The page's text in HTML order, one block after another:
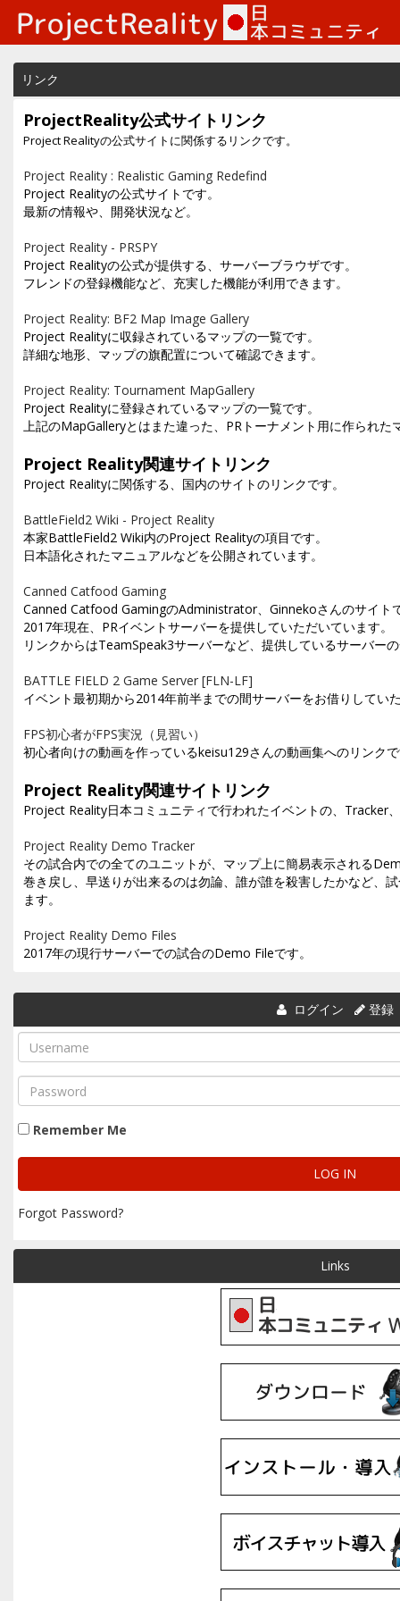
リンク
ProjectReality公式サイトリンク
Project Realityの公式サイトに関係するリンクです。
Project Reality : Realistic Gaming Redefind
Project Realityの公式サイトです。
最新の情報や、開発状況など。
Project Reality - PRSPY
Project Realityの公式が提供する、サーバーブラウザです。
フレンドの登録機能など、充実した機能が利用できます。
Project Reality: BF2 Map Image Gallery
Project Realityに収録されているマップの一覧です。
詳細な地形、マップの旗配置について確認できます。
Project Reality: Tournament MapGallery
Project Realityに登録されているマップの一覧です。
上記のMapGalleryとはまた違った、PRトーナメント用に作られた
Project Reality関連サイトリンク
Project Realityに関係する、国内のサイトのリンクです。
BattleField2 Wiki - Project Reality
本家BattleField2 Wiki内のProject Realityの項目です。
日本語化されたマニュアルなどを公開されています。
Canned Catfood Gaming
Canned Catfood GamingのAdministrator、Ginnekoさんのサイト
2017年現在、PRイベントサーバーを提供していただいています。
リンクからはTeamSpeak3サーバーなど、提供しているサーバー
BATTLE FIELD 2 Game Server [FLN-LF]
イベント最初期から2014年前半までの間サーバーをお借りしてい
FPS初心者がFPS実況（見習い）
初心者向けの動画を作っているkeisu129さんの動画集へのリンク
Project Reality関連サイトリンク
Project Reality日本コミュニティで行われたイベントの、Tracker
Project Reality Demo Tracker
その試合内での全てのユニットが、マップ上に簡易表示される
巻き戻し、早送りが出来るのは勿論、誰が誰を殺害したかなど、
ます。
Project Reality Demo Files
2017年の現行サーバーでの試合のDemo Fileです。
ログイン 登録
Remember Me
Forgot Password?
Links